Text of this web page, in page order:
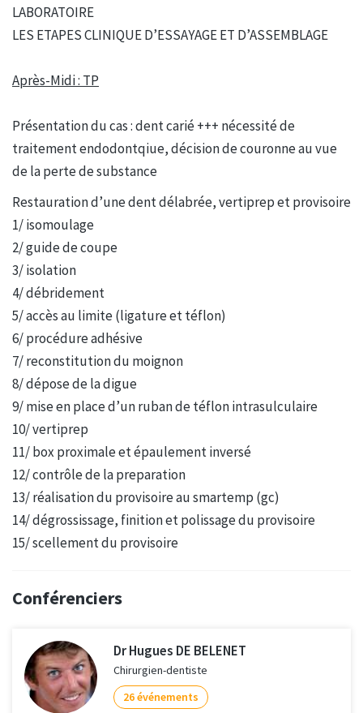
LABORATOIRE
LES ETAPES CLINIQUE D’ESSAYAGE ET D’ASSEMBLAGE
Après-Midi : TP
Présentation du cas : dent carié +++ nécessité de
traitement endodontqiue, décision de couronne au vue
de la perte de substance
Restauration d’une dent délabrée, vertiprep et provisoire
1/ isomoulage
2/ guide de coupe
3/ isolation
4/ débridement
5/ accès au limite (ligature et téflon)
6/ procédure adhésive
7/ reconstitution du moignon
8/ dépose de la digue
9/ mise en place d’un ruban de téflon intrasulculaire
10/ vertiprep
11/ box proximale et épaulement inversé
12/ contrôle de la preparation
13/ réalisation du provisoire au smartemp (gc)
14/ dégrossissage, finition et polissage du provisoire
15/ scellement du provisoire
Conférenciers
Dr Hugues DE BELENET
Chirurgien-dentiste
26 événements